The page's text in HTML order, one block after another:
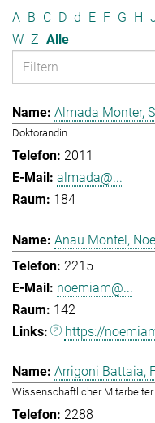
A B C D d E F G H
W Z Alle
Almada Monter,
Doktorandin
2011
almada@...
184
Anau Montel,
2215
noemiam@...
142
https://
Arrigoni Battaia,
Wissenschaftlicher Mitarbeiter
2288